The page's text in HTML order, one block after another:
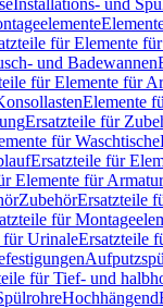
Installations- und
für Elemente
und Badewannen
für Elemente für
Elemente
Ersatzteile für
für Waschtische
Ersatzteile für
Elemente für
ZubehörErsatzteile
für
für UrinaleErsatzteile
für Tief- und
Hochhängend